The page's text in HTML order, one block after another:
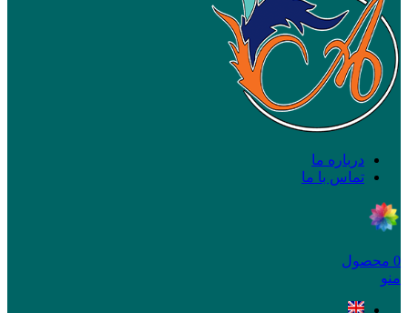
درباره ما
تماس با ما
0 محصول
منو